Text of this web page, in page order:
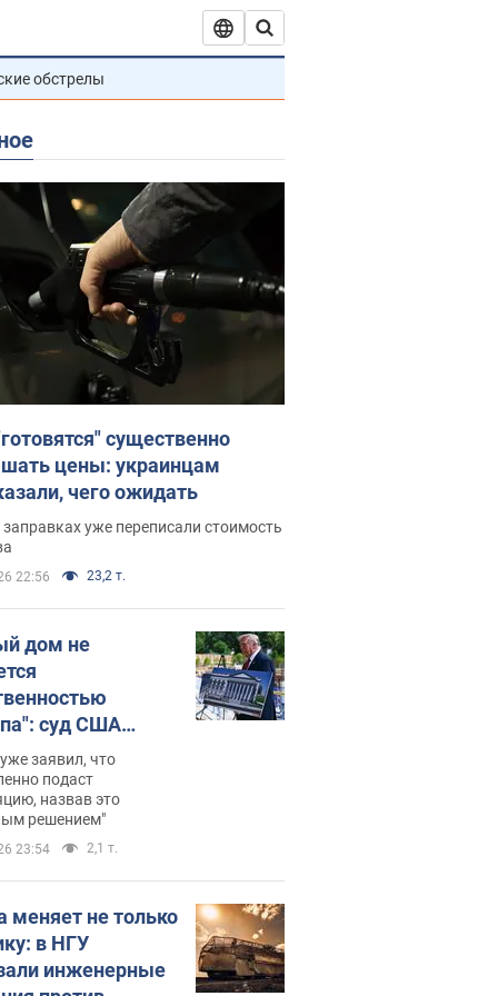
обстрелы
существенно
цены: украинцам
чего ожидать
уже переписали стоимость
22:56 23,2 т.
дом не
суд США
зала
400 млн
заявил, что
подаст
назвав это
решением"
23:54 2,1 т.
меняет не только
в НГУ
инженерные